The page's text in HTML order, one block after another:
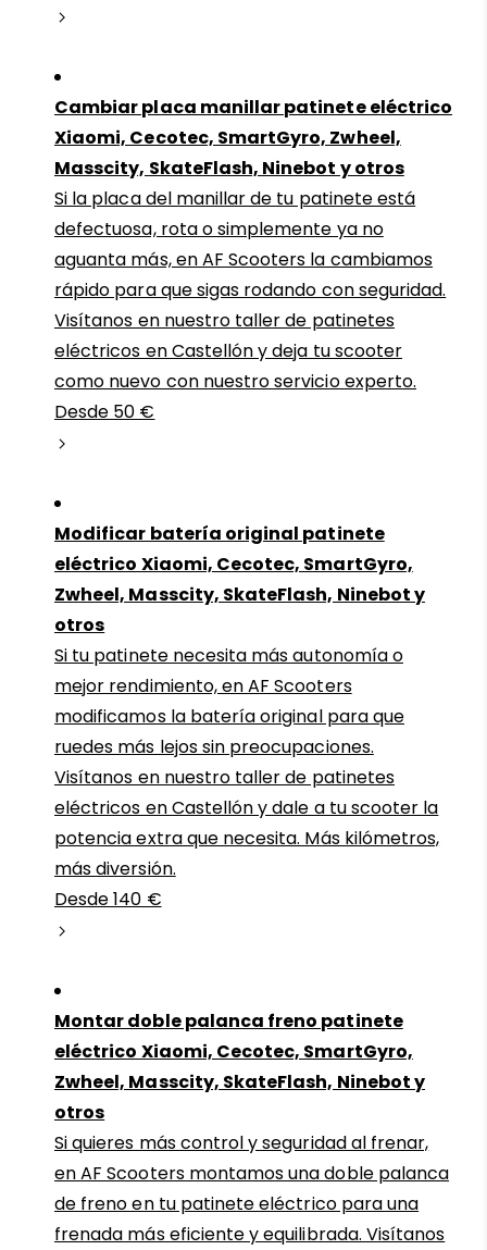
Cambiar placa manillar patinete eléctrico
Xiaomi, Cecotec, SmartGyro, Zwheel,
Masscity, SkateFlash, Ninebot y otros
Si la placa del manillar de tu patinete está
defectuosa, rota o simplemente ya no
aguanta más, en AF Scooters la cambiamos
rápido para que sigas rodando con seguridad.
Visítanos en nuestro taller de patinetes
eléctricos en Castellón y deja tu scooter
como nuevo con nuestro servicio experto.
Desde 50 €
Modificar batería original patinete
eléctrico Xiaomi, Cecotec, SmartGyro,
Zwheel, Masscity, SkateFlash, Ninebot y
otros
Si tu patinete necesita más autonomía o
mejor rendimiento, en AF Scooters
modificamos la batería original para que
ruedes más lejos sin preocupaciones.
Visítanos en nuestro taller de patinetes
eléctricos en Castellón y dale a tu scooter la
potencia extra que necesita. Más kilómetros,
más diversión.
Desde 140 €
Montar doble palanca freno patinete
eléctrico Xiaomi, Cecotec, SmartGyro,
Zwheel, Masscity, SkateFlash, Ninebot y
otros
Si quieres más control y seguridad al frenar,
en AF Scooters montamos una doble palanca
de freno en tu patinete eléctrico para una
frenada más eficiente y equilibrada. Visítanos